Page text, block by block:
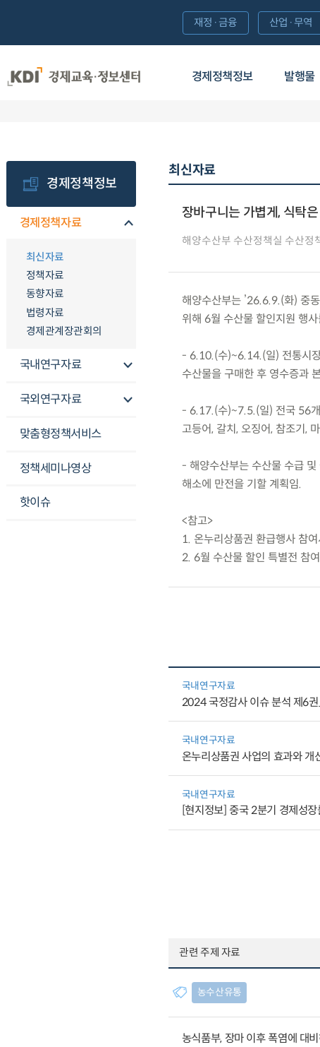
경제정책정보 발행물
재정·금융 산업·무역
경제정책정보
경제정책자료
최신자료
정책자료
동향자료
법령자료
경제관계장관회의
국내연구자료
국외연구자료
맞춤형정책서비스
정책세미나영상
핫이슈
최신자료
장바구니는 가볍게, 식탁
해양수산부 수산정책실 수산정
해양수산부는 ’26.6.9.(화) 중
위해 6월 수산물 할인지원 행
- 6.10.(수)~6.14.(일) 전통시
수산물을 구매한 후 영수증과
- 6.17.(수)~7.5.(일) 전국 56개
고등어, 갈치, 오징어, 참조기,
- 해양수산부는 수산물 수급
해소에 만전을 기할 계획임.
<참고>
1. 온누리상품권 환급행사 참
2. 6월 수산물 할인 특별전 참여
국내연구자료
2024 국정감사 이슈 분석 제6
국내연구자료
온누리상품권 사업의 효과와 개
국내연구자료
[현지정보] 중국 2분기 경제성
관련 주제 자료
농수산유통
농식품부, 장마 이후 폭염에 대